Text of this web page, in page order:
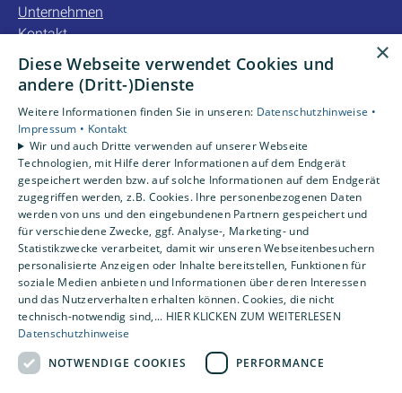
Unternehmen
Kontakt
Unsere Bewertungen
4,2
×
Diese Webseite verwendet Cookies und
andere (Dritt-)Dienste
Weitere Informationen finden Sie in unseren: Datenschutzhinweise •
Impressum • Kontakt
Wir und auch Dritte verwenden auf unserer Webseite
Technologien, mit Hilfe derer Informationen auf dem Endgerät
gespeichert werden bzw. auf solche Informationen auf dem Endgerät
zugegriffen werden, z.B. Cookies. Ihre personenbezogenen Daten
werden von uns und den eingebundenen Partnern gespeichert und
für verschiedene Zwecke, ggf. Analyse-, Marketing- und
Statistikzwecke verarbeitet, damit wir unseren Webseitenbesuchern
personalisierte Anzeigen oder Inhalte bereitstellen, Funktionen für
soziale Medien anbieten und Informationen über deren Interessen
und das Nutzerverhalten erhalten können. Cookies, die nicht
technisch-notwendig sind,... HIER KLICKEN ZUM WEITERLESEN
Datenschutzhinweise
NOTWENDIGE COOKIES
PERFORMANCE